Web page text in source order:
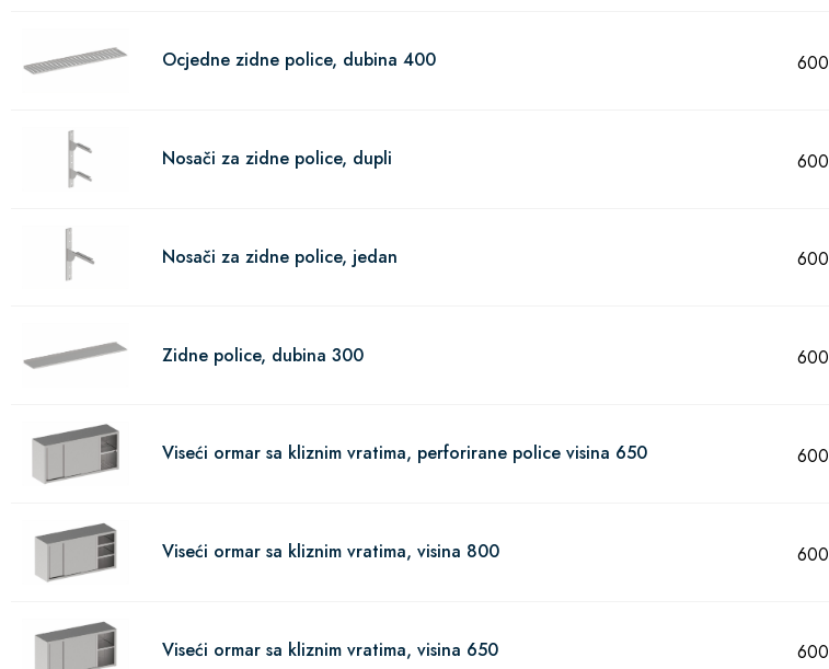
Ocjedne zidne police, dubina 400 600
Nosači za zidne police, dupli 600
Nosači za zidne police, jedan 600
Zidne police, dubina 300 600
Viseći ormar sa kliznim vratima, perforirane police visina 650 600
Viseći ormar sa kliznim vratima, visina 800 600
Viseći ormar sa kliznim vratima, visina 650 600